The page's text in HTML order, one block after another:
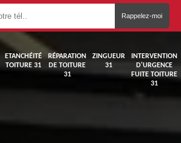
ETANCHÉITÉ
TOITURE 31
RÉPARATION
DE TOITURE
31
ZINGUEUR
31
INTERVENTION
D'URGENCE
FUITE TOITURE
31